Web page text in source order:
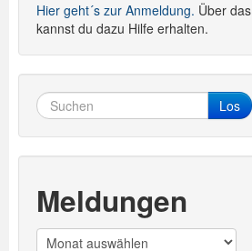
Hier geht´s zur Anmeldung. Über das
kannst du dazu Hilfe erhalten.
Los
Meldungen
Meldungen